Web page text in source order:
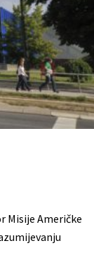
Misije Američke